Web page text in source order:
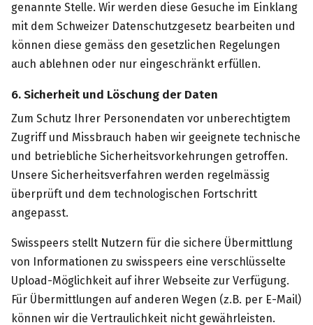
genannte Stelle. Wir werden diese Gesuche im Einklang
mit dem Schweizer Datenschutzgesetz bearbeiten und
können diese gemäss den gesetzlichen Regelungen
auch ablehnen oder nur eingeschränkt erfüllen.
6. Sicherheit und Löschung der Daten
Zum Schutz Ihrer Personendaten vor unberechtigtem
Zugriff und Missbrauch haben wir geeignete technische
und betriebliche Sicherheitsvorkehrungen getroffen.
Unsere Sicherheitsverfahren werden regelmässig
überprüft und dem technologischen Fortschritt
angepasst.
Swisspeers stellt Nutzern für die sichere Übermittlung
von Informationen zu swisspeers eine verschlüsselte
Upload-Möglichkeit auf ihrer Webseite zur Verfügung.
Für Übermittlungen auf anderen Wegen (z.B. per E-Mail)
können wir die Vertraulichkeit nicht gewährleisten.